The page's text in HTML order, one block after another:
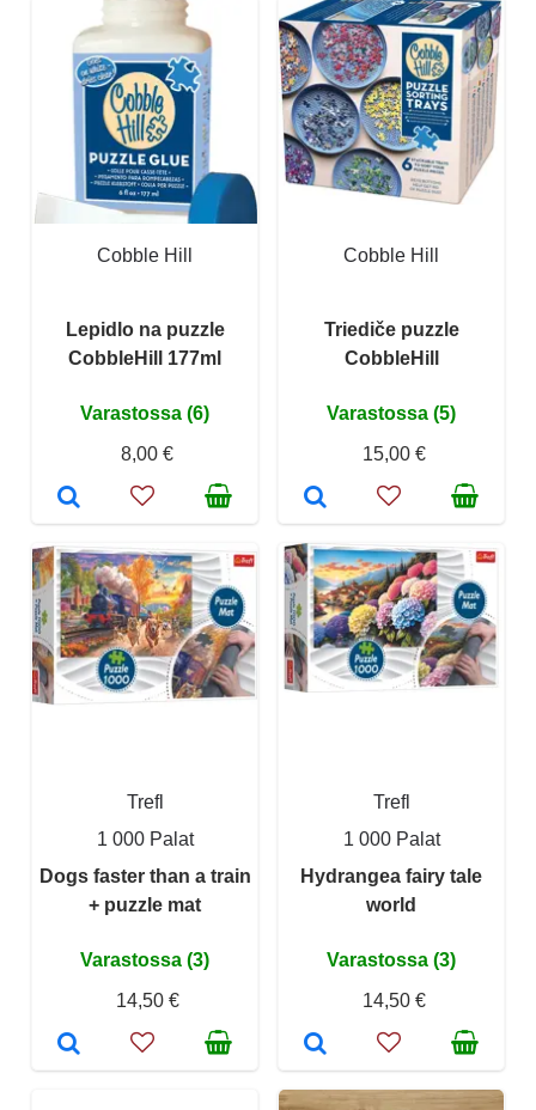
Cobble Hill
Lepidlo na puzzle
CobbleHill 177ml
Varastossa (6)
8,00 €
Cobble Hill
Triediče puzzle
CobbleHill
Varastossa (5)
15,00 €
Trefl
1 000 Palat
Dogs faster than a train
+ puzzle mat
Varastossa (3)
14,50 €
Trefl
1 000 Palat
Hydrangea fairy tale
world
Varastossa (3)
14,50 €